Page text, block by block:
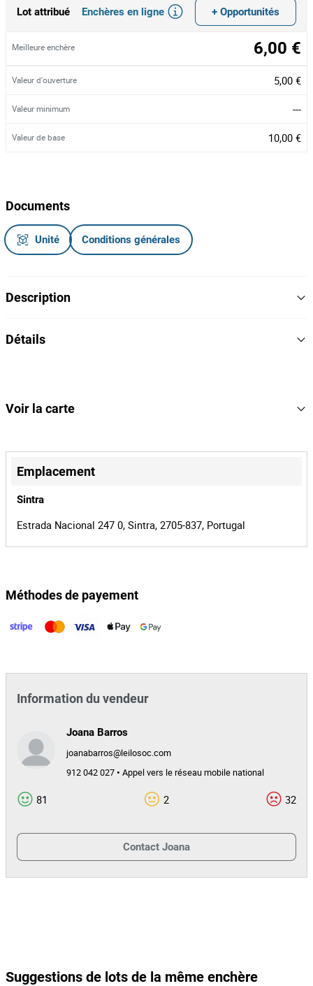
Lot attribué Enchères en ligne + Opportunités
Meilleure enchère 6,00 €
Valeur d'ouverture 5,00 €
Valeur minimum ---
Valeur de base 10,00 €
Documents
Unité Conditions générales
Description
altura, com estrutura em madeira.
Détails
Référence
Identifiant
d'enchère
41548
Identifiant de
Voir la carte
+
−
Emplacement
Sintra
Estrada Nacional 247 0, Sintra, 2705-837, Portugal
Méthodes de payement
Information du vendeur
Joana Barros
joanabarros@leilosoc.com
912 042 027 • Appel vers le réseau mobile national
81 2 32
Contact Joana
Suggestions de lots de la même enchère